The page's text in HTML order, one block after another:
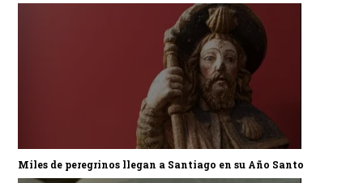
Miles de peregrinos llegan a Santiago en su Año Santo